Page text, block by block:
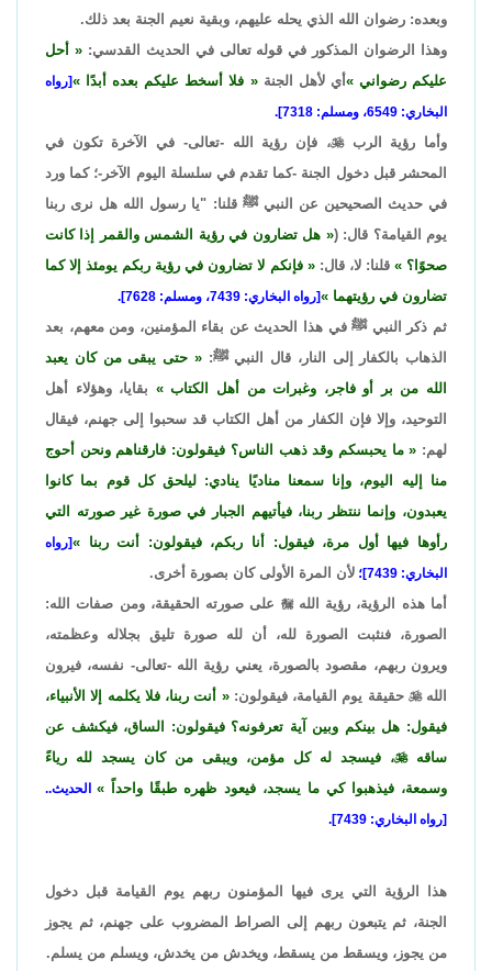
وبعده: رضوان الله الذي يحله عليهم، وبقية نعيم الجنة بعد ذلك.
وهذا الرضوان المذكور في قوله تعالى في الحديث القدسي:
أحل
عليكم رضواني
أي لأهل الجنة فلا أسخط عليكم بعده أبدًا
[رواه
البخاري: 6549، ومسلم: 7318].
وأما رؤية الرب، فإن رؤية الله -تعالى- في الآخرة تكون في
المحشر قبل دخول الجنة -كما تقدم في سلسلة اليوم الآخر-؛ كما ورد
في حديث الصحيحين عن النبي ﷺ قلنا: "يا رسول الله هل نرى ربنا
يوم القيامة؟ قال: (
هل تضارون في رؤية الشمس والقمر إذا كانت
صحوًا؟
قلنا: لا، قال:
فإنكم لا تضارون في رؤية ربكم يومئذ إلا كما
تضارون في رؤيتهما
[رواه البخاري: 7439، ومسلم: 7628].
ثم ذكر النبي ﷺ في هذا الحديث عن بقاء المؤمنين، ومن معهم، بعد
الذهاب بالكفار إلى النار، قال النبي ﷺ:
حتى يبقى من كان يعبد
الله من بر أو فاجر، وغبرات من أهل الكتاب
بقايا، وهؤلاء أهل
التوحيد، وإلا فإن الكفار من أهل الكتاب قد سحبوا إلى جهنم، فيقال
لهم:
ما يحبسكم وقد ذهب الناس؟ فيقولون: فارقناهم ونحن أحوج
منا إليه اليوم، وإنا سمعنا مناديًا ينادي: ليلحق كل قوم بما كانوا
يعبدون، وإنما ننتظر ربنا، فيأتيهم الجبار في صورة غير صورته التي
رأوها فيها أول مرة، فيقول: أنا ربكم، فيقولون: أنت ربنا
[رواه
البخاري: 7439]؛
لأن المرة الأولى كان بصورة أخرى.
أما هذه الرؤية، رؤية الله على صورته الحقيقة، ومن صفات الله:
الصورة، فنثبت الصورة لله، أن لله صورة تليق بجلاله وعظمته،
ويرون ربهم، مقصود بالصورة، يعني رؤية الله -تعالى- نفسه، فيرون
الله حقيقة يوم القيامة، فيقولون:
أنت ربنا، فلا يكلمه إلا الأنبياء،
فيقول: هل بينكم وبين آية تعرفونه؟ فيقولون: الساق، فيكشف عن
ساقه، فيسجد له كل مؤمن، ويبقى من كان يسجد لله رياءً
وسمعة، فيذهبوا كي ما يسجد، فيعود ظهره طبقًا واحداً
الحديث..
[رواه البخاري: 7439].
هذا الرؤية التي يرى فيها المؤمنون ربهم يوم القيامة قبل دخول
الجنة، ثم يتبعون ربهم إلى الصراط المضروب على جهنم، ثم يجوز
من يجوز، ويسقط من يسقط، ويخدش من يخدش، ويسلم من يسلم.